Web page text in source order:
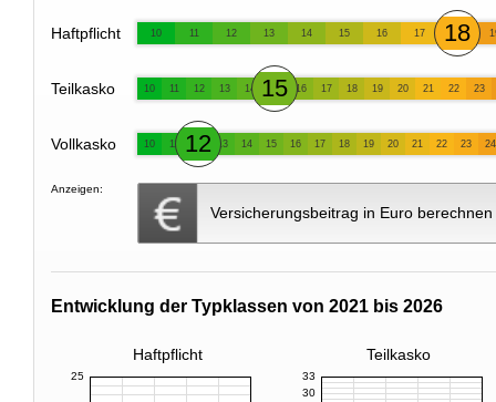
Haftpflicht 10 11 12 13 14 15 16 17 18
Teilkasko 10 11 12 13 14 15 16 17 18 19 20 21 22 23
Vollkasko 10 11 12 13 14 15 16 17 18 19 20 21 22 23 24
Anzeigen:
Versicherungsbeitrag in Euro berechnen
Entwicklung der Typklassen von 2021 bis 2026
Haftpflicht Teilkasko
25
30
33